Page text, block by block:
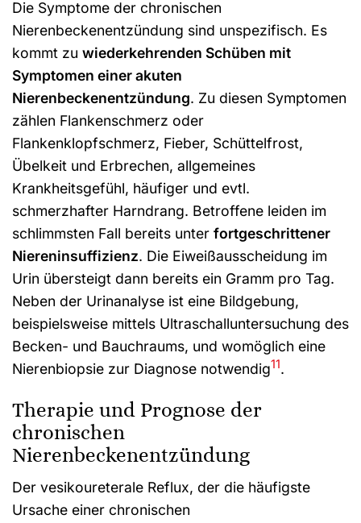
Die Symptome der chronischen
Nierenbeckenentzündung sind unspezifisch. Es
kommt zu wiederkehrenden Schüben mit
Symptomen einer akuten
Nierenbeckenentzündung. Zu diesen Symptomen
zählen Flankenschmerz oder
Flankenklopfschmerz, Fieber, Schüttelfrost,
Übelkeit und Erbrechen, allgemeines
Krankheitsgefühl, häufiger und evtl.
schmerzhafter Harndrang. Betroffene leiden im
schlimmsten Fall bereits unter fortgeschrittener
Niereninsuffizienz. Die Eiweißausscheidung im
Urin übersteigt dann bereits ein Gramm pro Tag.
Neben der Urinanalyse ist eine Bildgebung,
beispielsweise mittels Ultraschalluntersuchung des
Becken- und Bauchraums, und womöglich eine
Nierenbiopsie zur Diagnose notwendig11.
Therapie und Prognose der
chronischen
Nierenbeckenentzündung
Der vesikoureterale Reflux, der die häufigste
Ursache einer chronischen